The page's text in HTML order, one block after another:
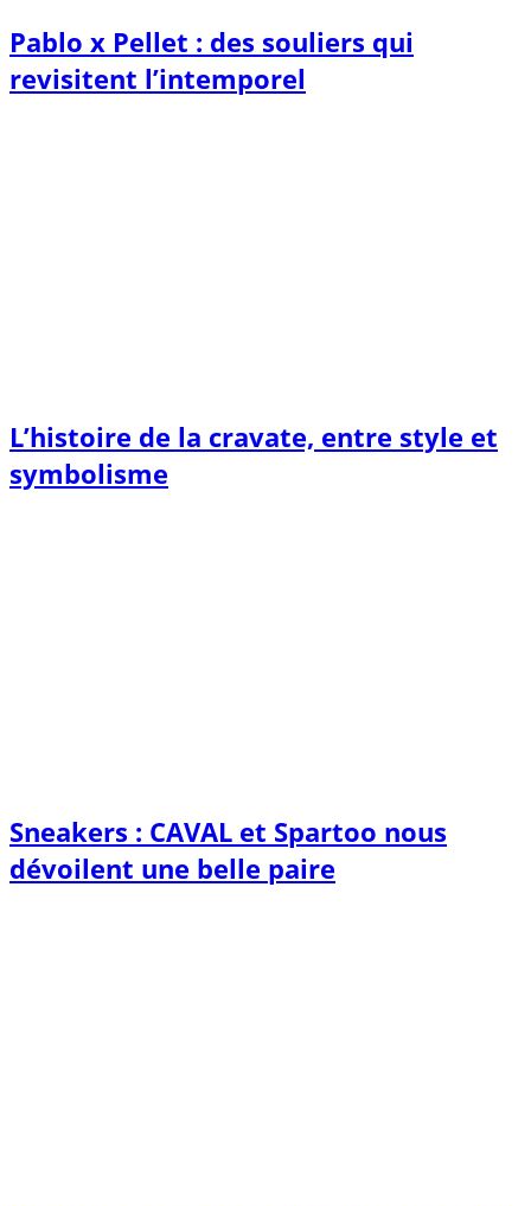
Pablo x Pellet : des souliers qui
revisitent l’intemporel
L’histoire de la cravate, entre style et
symbolisme
Sneakers : CAVAL et Spartoo nous
dévoilent une belle paire